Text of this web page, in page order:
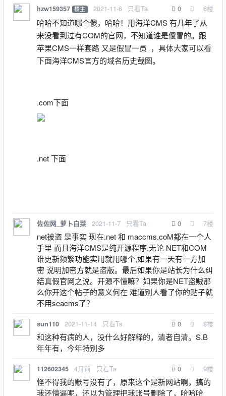
hzw159357 楼主 2021-11-6 只看Ta 0 6楼
哈哈不知道哪个傻，哈哈！用海洋CMS 有几年了从
来没看到过有COM的官网，不知道谁是傻冒的。跟
苹果CMS一样套路 又是假冒一员 ，具体大家可以看
下面海洋CMS官方的域名历史载图。
.com下面
.net 下面
佐佐网_萝卜白菜 2021-11-7 只看Ta 0 7楼
net被盗 是事实 现在.net 和 maccms.coM都在一个人
手里 而且海洋CMS是纯开源程序,无论 NET和COM
谁更新频繁功能实用就用哪个,如果有一天有一方加
密 说明加密方就是盗版。最后如果你是站长为什么纠
结真假官网之说。开源不懂嘛？如果你是NET盗贼那
么你开这个帖子的意义何在 难道别人看了你的贴子就
不用seacms了？
sun110 2021-11-14 只看Ta 0 8楼
和这种有病的人，没什么好解释的，清者自清。S.B
年年有，今年特别多
112602345 4月前 只看Ta 0 9楼
怪不得我的账号没有了，原来这个是新网站啊，搞的
我还懵逼呢，还以为管理把我账号删除了，哈哈哈